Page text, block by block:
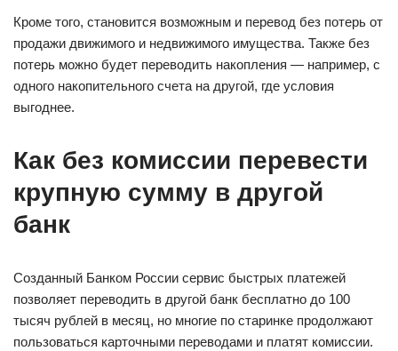
Кроме того, становится возможным и перевод без потерь от
продажи движимого и недвижимого имущества. Также без
потерь можно будет переводить накопления — например, с
одного накопительного счета на другой, где условия
выгоднее.
Как без комиссии перевести
крупную сумму в другой
банк
Созданный Банком России сервис быстрых платежей
позволяет переводить в другой банк бесплатно до 100
тысяч рублей в месяц, но многие по старинке продолжают
пользоваться карточными переводами и платят комиссии.